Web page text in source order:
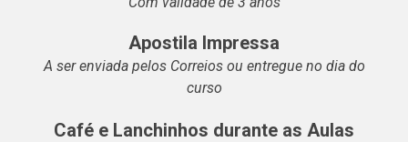
Apostila Impressa
A ser enviada pelos Correios ou entregue no dia do
curso
Café e Lanchinhos durante as Aulas